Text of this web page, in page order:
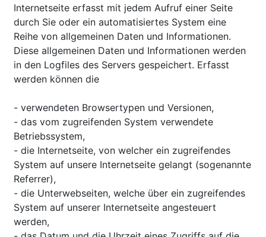
Internetseite erfasst mit jedem Aufruf einer Seite
durch Sie oder ein automatisiertes System eine
Reihe von allgemeinen Daten und Informationen.
Diese allgemeinen Daten und Informationen werden
in den Logfiles des Servers gespeichert. Erfasst
werden können die
- verwendeten Browsertypen und Versionen,
- das vom zugreifenden System verwendete
Betriebssystem,
- die Internetseite, von welcher ein zugreifendes
System auf unsere Internetseite gelangt (sogenannte
Referrer),
- die Unterwebseiten, welche über ein zugreifendes
System auf unserer Internetseite angesteuert
werden,